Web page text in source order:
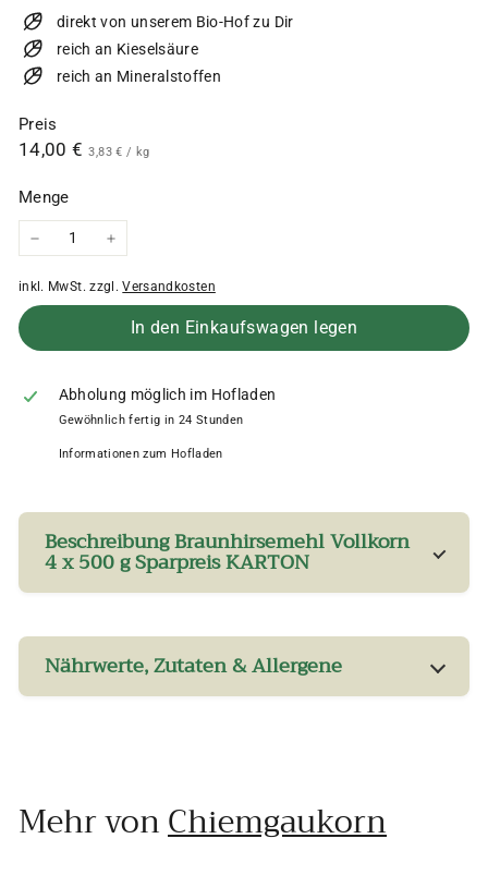
direkt von unserem Bio-Hof zu Dir
reich an Kieselsäure
reich an Mineralstoffen
Preis
Normaler
14,00 € 14,00
3,83 € 3,83
/ kg
Menge
inkl. MwSt. zzgl.Versandkosten
In den Einkaufswagen legen
Abholung möglich im Hofladen
Gewöhnlich fertig in 24 Stunden
Informationen zum Hofladen
Beschreibung Braunhirsemehl Vollkorn
4 x 500 g Sparpreis KARTON
Nährwerte, Zutaten & Allergene
Mehr vonChiemgaukorn